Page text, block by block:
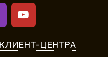
ЦЕНТРА